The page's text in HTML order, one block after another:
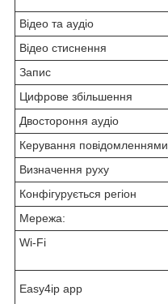
Відео та аудіо
Відео стиснення
Запис
Цифрове збільшення
Двостороння аудіо
Керування повідомленнями
Визначення руху
Конфігурується регіон
Мережа:
Wi-Fi
Easy4ip app